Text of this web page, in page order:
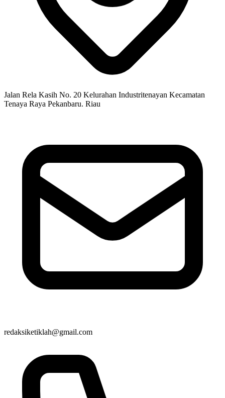
Jalan Rela Kasih No. 20 Kelurahan Industritenayan Kecamatan
Tenaya Raya Pekanbaru. Riau
redaksiketiklah@gmail.com